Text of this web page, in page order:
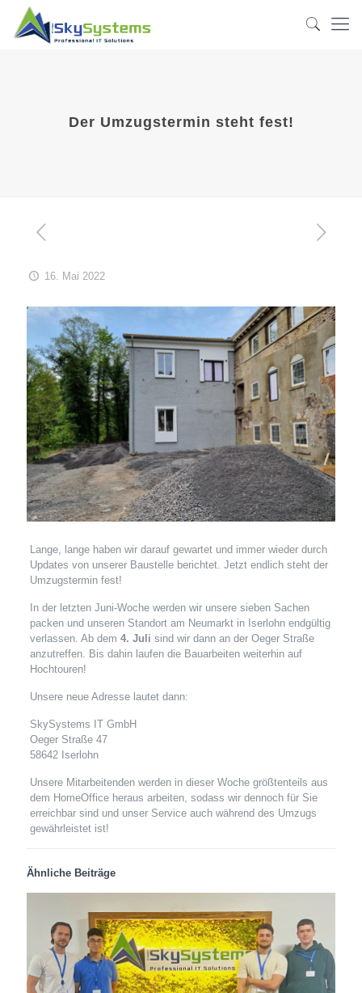
Der Umzugstermin steht fest!
16. Mai 2022
Lange, lange haben wir darauf gewartet und immer wieder durch
Updates von unserer Baustelle berichtet. Jetzt endlich steht der
Umzugstermin fest!
In der letzten Juni-Woche werden wir unsere sieben Sachen
packen und unseren Standort am Neumarkt in Iserlohn endgültig
verlassen. Ab dem 4. Juli sind wir dann an der Oeger Straße
anzutreffen. Bis dahin laufen die Bauarbeiten weiterhin auf
Hochtouren!
Unsere neue Adresse lautet dann:
SkySystems IT GmbH
Oeger Straße 47
58642 Iserlohn
Unsere Mitarbeitenden werden in dieser Woche größtenteils aus
dem HomeOffice heraus arbeiten, sodass wir dennoch für Sie
erreichbar sind und unser Service auch während des Umzugs
gewährleistet ist!
Ähnliche Beiträge